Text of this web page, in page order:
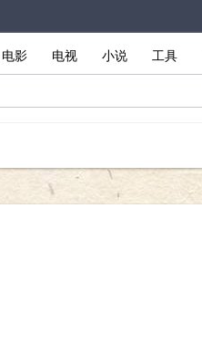
电影 电视 小说 工具